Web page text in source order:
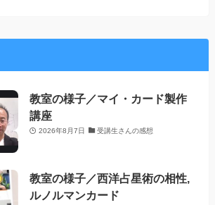
教室の様子／マイ・カード製作
講座
2026年8月7日 受講生さんの感想
教室の様子／西洋占星術の相性,
ルノルマンカード